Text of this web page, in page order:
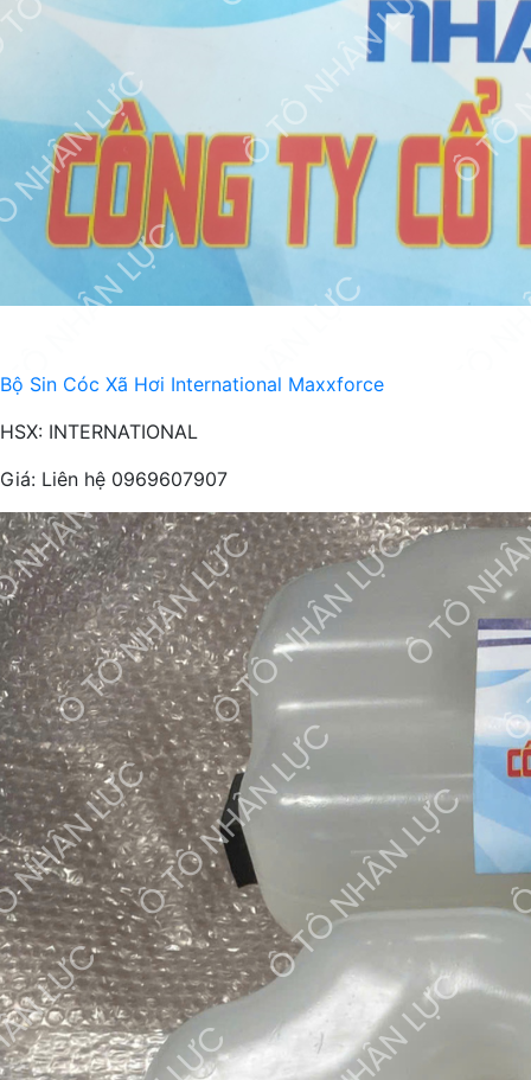
Bộ Sin Cóc Xã Hơi International Maxxforce
HSX: INTERNATIONAL
Giá: Liên hệ 0969607907